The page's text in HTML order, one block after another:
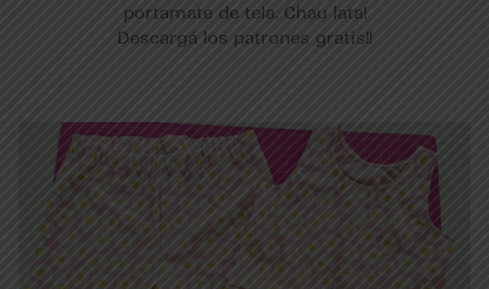
portamate de tela. Chau lata!
Descargá los patrones gratis!!